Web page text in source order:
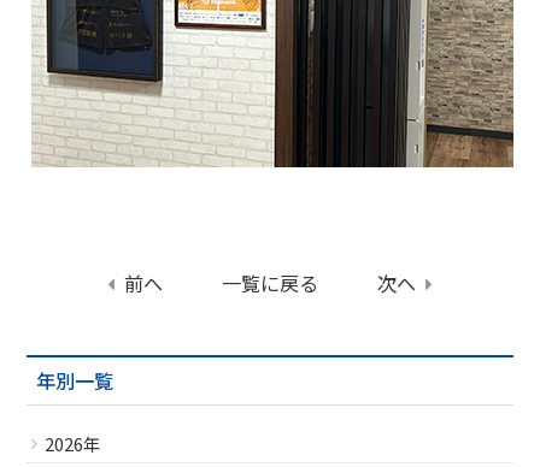
前へ 一覧に戻る 次へ
年別一覧
2026年